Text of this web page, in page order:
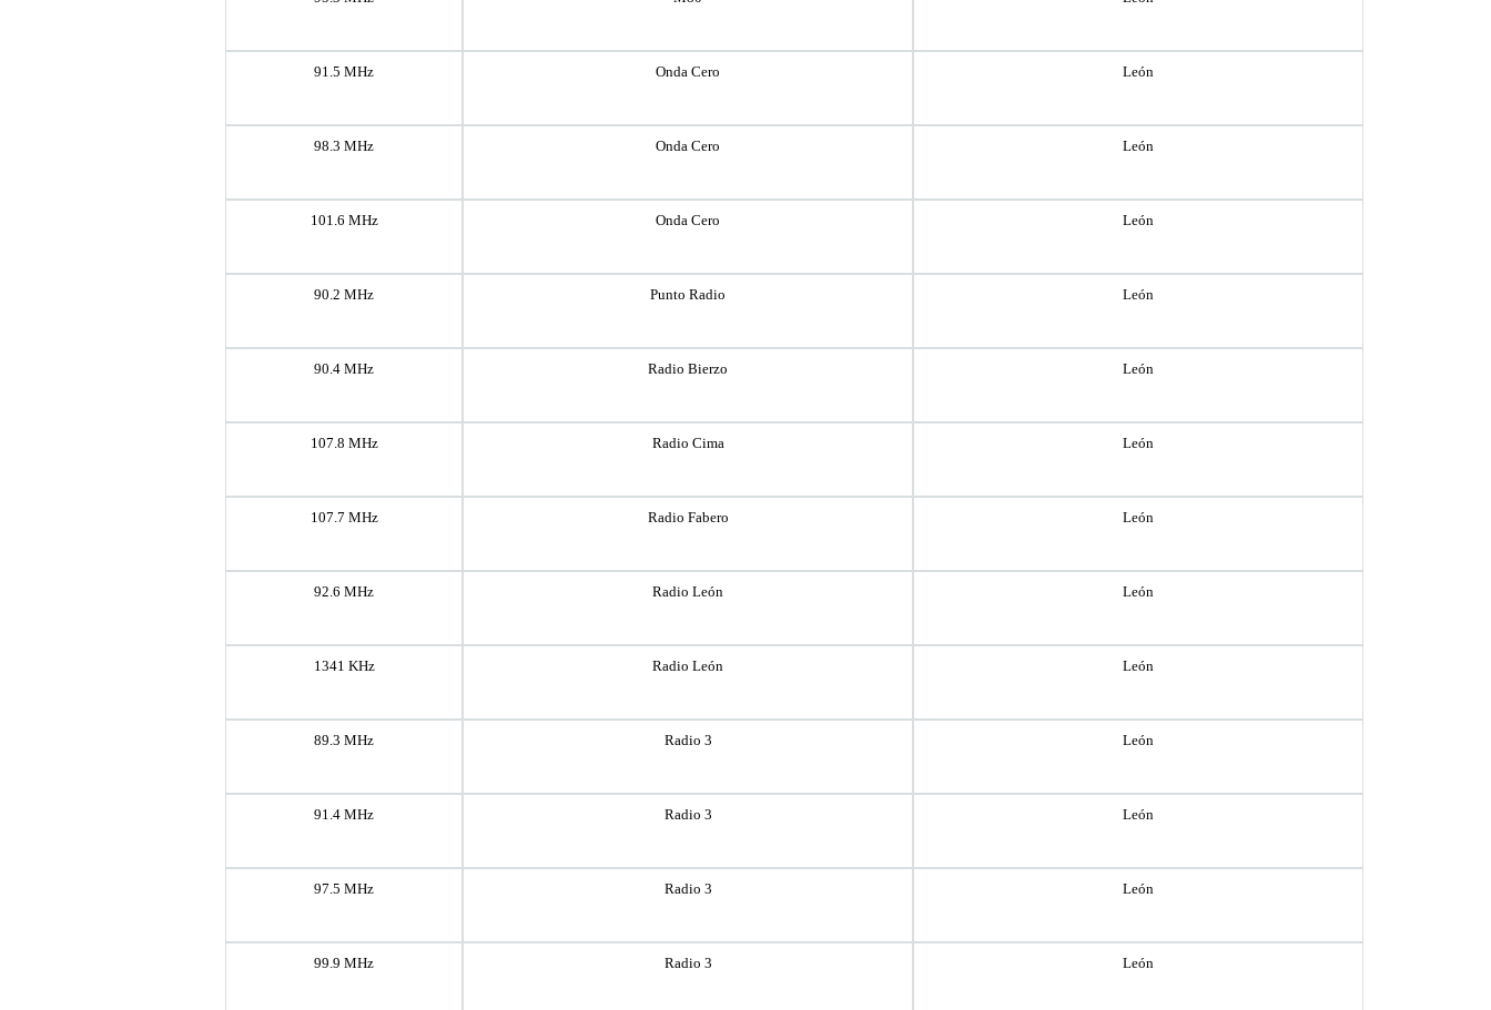
91.5 MHz Onda Cero León
98.3 MHz Onda Cero León
101.6 MHz Onda Cero León
90.2 MHz Punto Radio León
90.4 MHz Radio Bierzo León
107.8 MHz Radio Cima León
107.7 MHz Radio Fabero León
92.6 MHz Radio León León
1341 KHz Radio León León
89.3 MHz Radio 3 León
91.4 MHz Radio 3 León
97.5 MHz Radio 3 León
99.9 MHz Radio 3 León